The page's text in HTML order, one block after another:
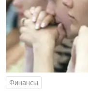
Финансы